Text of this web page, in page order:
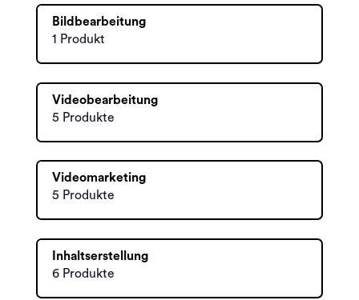
Bildbearbeitung
1 Produkt
Videobearbeitung
5 Produkte
Videomarketing
5 Produkte
Inhaltserstellung
6 Produkte